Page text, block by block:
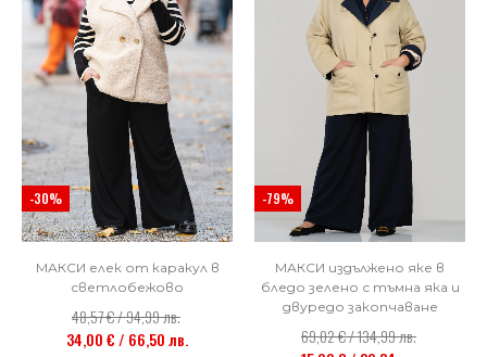
-30%
МАКСИ елек от каракул в
светлобежово
48,57 € / 94,99 лв.
34,00 € / 66,50 лв.
-79%
МАКСИ издължено яке в
бледо зелено с тъмна яка и
двуредо закопчаване
69,02 € / 134,99 лв.